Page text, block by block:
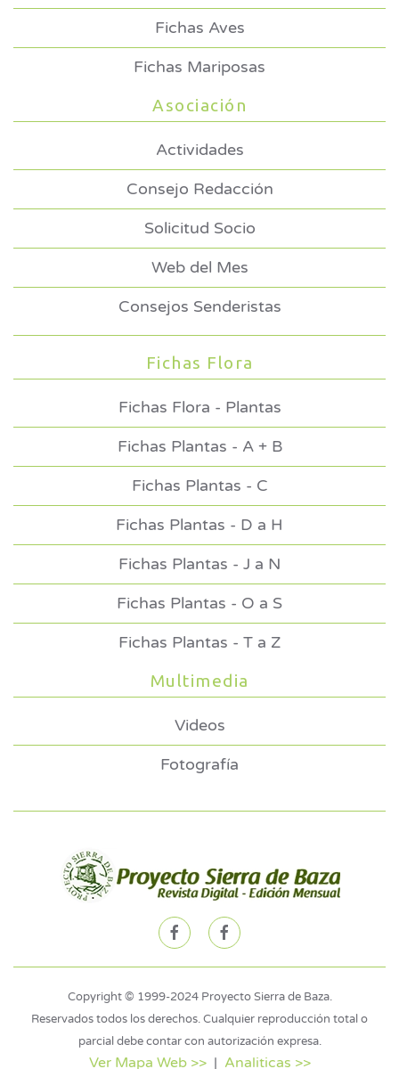
Fichas Aves
Fichas Mariposas
Asociación
Actividades
Consejo Redacción
Solicitud Socio
Web del Mes
Consejos Senderistas
Fichas Flora
Fichas Flora - Plantas
Fichas Plantas - A + B
Fichas Plantas - C
Fichas Plantas - D a H
Fichas Plantas - J a N
Fichas Plantas - O a S
Fichas Plantas - T a Z
Multimedia
Videos
Fotografía
Copyright © 1999-2024 Proyecto Sierra de Baza.
Reservados todos los derechos. Cualquier reproducción total o
parcial debe contar con autorización expresa.
Ver Mapa Web >>| Analiticas >>